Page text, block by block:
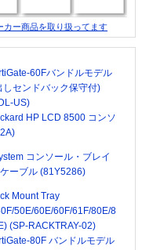
カー商品を取り扱ってます
60Fバンドルモデル
しセンドバック保守付)
US)
HP LCD 8500 コンソ
コンソール・ブレイ
ーブル (81Y5286)
Mount Tray
50E/60E/60F/61F/80E/8
(SP-RACKTRAY-02)
80F バンドルモデル